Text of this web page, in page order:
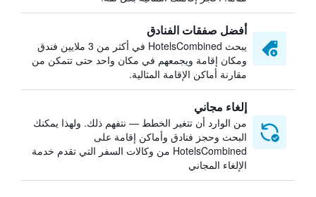
أفضل صفقات الفنادق
يبحث HotelsCombined في أكثر من 3 ملايين فندق
ومكان إقامة ويجمعهم في مكان واحد حتى تتمكن من
مقارنة أماكن الإقامة المثالية.
إلغاء مجاني
من الوارد أن تتغير الخطط — نتفهم ذلك. ولهذا يمكنك
البحث وحجز فنادق وأماكن إقامة على
HotelsCombined من وكالات السفر التي تقدم خدمة
الإلغاء المجاني